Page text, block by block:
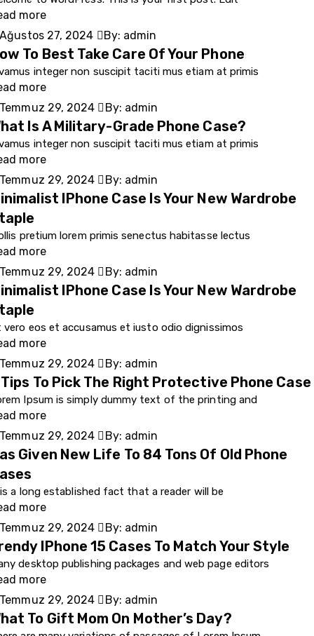
more
Ağustos 27, 2024
By: admin
To Best Take Care Of Your Phone
integer non suscipit taciti mus etiam at primis
more
Temmuz 29, 2024
By: admin
Is A Military-Grade Phone Case?
integer non suscipit taciti mus etiam at primis
more
Temmuz 29, 2024
By: admin
IPhone Case Is Your New Wardrobe
pretium lorem primis senectus habitasse lectus
more
Temmuz 29, 2024
By: admin
IPhone Case Is Your New Wardrobe
vero eos et accusamus et iusto odio dignissimos
more
Temmuz 29, 2024
By: admin
To Pick The Right Protective Phone Case
Ipsum is simply dummy text of the printing and
more
Temmuz 29, 2024
By: admin
Given New Life To 84 Tons Of Old Phone
a long established fact that a reader will be
more
Temmuz 29, 2024
By: admin
IPhone 15 Cases To Match Your Style
desktop publishing packages and web page editors
more
Temmuz 29, 2024
By: admin
To Gift Mom On Mother’s Day?